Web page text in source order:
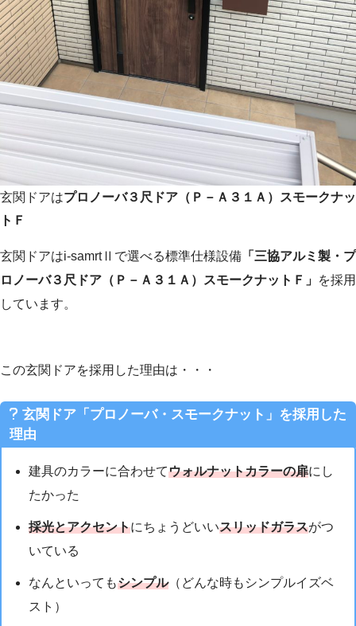
玄関ドアはプロノーバ３尺ドア（Ｐ－Ａ３１Ａ）スモークナッ
トＦ
玄関ドアはi-samrtⅡで選べる標準仕様設備 「三協アルミ製・プ
ロノーバ３尺ドア（Ｐ－Ａ３１Ａ）スモークナットＦ」 を採用
しています。
この玄関ドアを採用した理由は・・・
玄関ドア「プロノーバ・スモークナット」を採用した
理由
建具のカラーに合わせてウォルナットカラーの扉にし
たかった
採光とアクセントにちょうどいいスリッドガラスがつ
いている
なんといってもシンプル（どんな時もシンプルイズベ
スト）